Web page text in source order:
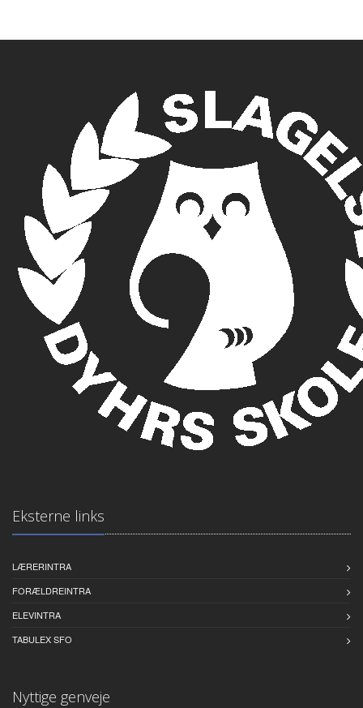
Eksterne links
LÆRERINTRA
FORÆLDREINTRA
ELEVINTRA
TABULEX SFO
Nyttige genveje